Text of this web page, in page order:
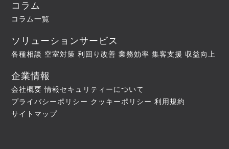
コラム
コラム一覧
ソリューションサービス
各種相談 空室対策 利回り改善 業務効率 集客支援 収益向上
企業情報
会社概要 情報セキュリティーについて
プライバシーポリシー クッキーポリシー 利用規約
サイトマップ